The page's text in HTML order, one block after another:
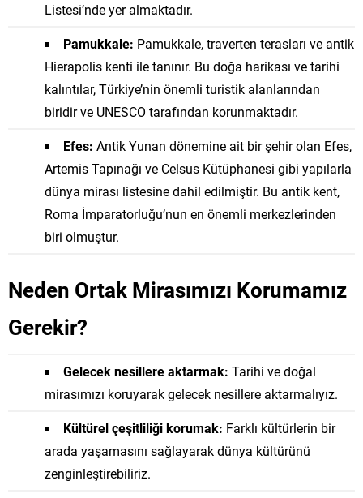
Listesi’nde yer almaktadır.
Pamukkale: Pamukkale, traverten terasları ve antik
Hierapolis kenti ile tanınır. Bu doğa harikası ve tarihi
kalıntılar, Türkiye’nin önemli turistik alanlarından
biridir ve UNESCO tarafından korunmaktadır.
Efes: Antik Yunan dönemine ait bir şehir olan Efes,
Artemis Tapınağı ve Celsus Kütüphanesi gibi yapılarla
dünya mirası listesine dahil edilmiştir. Bu antik kent,
Roma İmparatorluğu’nun en önemli merkezlerinden
biri olmuştur.
Neden Ortak Mirasımızı Korumamız
Gerekir?
Gelecek nesillere aktarmak: Tarihi ve doğal
mirasımızı koruyarak gelecek nesillere aktarmalıyız.
Kültürel çeşitliliği korumak: Farklı kültürlerin bir
arada yaşamasını sağlayarak dünya kültürünü
zenginleştirebiliriz.